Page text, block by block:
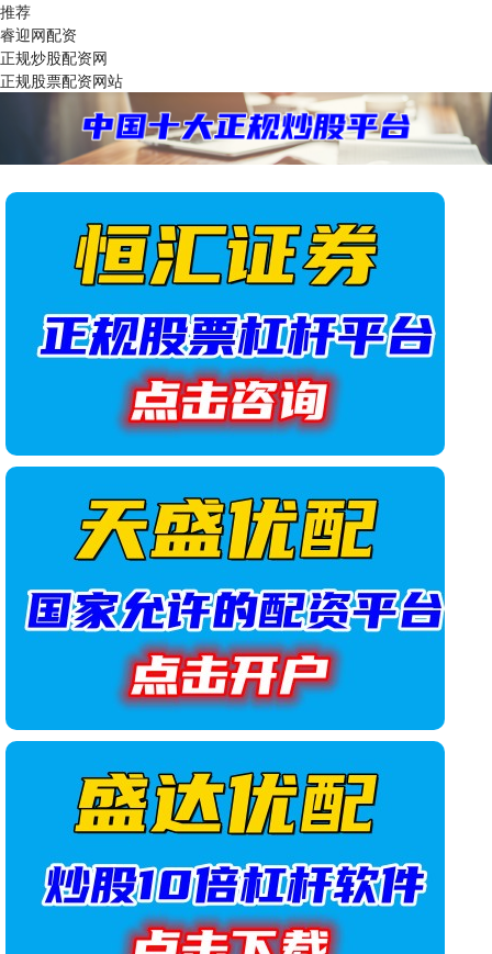
推荐
睿迎网配资
正规炒股配资网
正规股票配资网站